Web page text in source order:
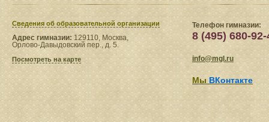
Сведения​ об образовательной организации
Адрес гимназии: 129110, Москва,
Орлово-Давыдовский пер., д. 5.
Посмотреть на карте
Телефон гимназии:
8 (495) 680-92-
info@mgl.ru
Мы ВКонтакте